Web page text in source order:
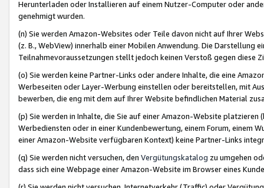
Herunterladen oder Installieren auf einem Nutzer-Computer oder
genehmigt wurden.
(n) Sie werden Amazon-Websites oder Teile davon nicht auf Ihrer
(z. B., WebView) innerhalb einer Mobilen Anwendung. Die Darstellung
Teilnahmevoraussetzungen stellt jedoch keinen Verstoß gegen diese
(o) Sie werden keine Partner-Links oder andere Inhalte, die eine
Werbeseiten oder Layer-Werbung einstellen oder bereitstellen, mit
bewerben, die eng mit dem auf Ihrer Website befindlichen Material
(p) Sie werden in Inhalte, die Sie auf einer Amazon-Website
Werbediensten oder in einer Kundenbewertung, einem Forum, einem
einer Amazon-Website verfügbaren Kontext) keine Partner-Links
(q) Sie werden nicht versuchen, den Vergütungskatalog zu umgehen
dass sich eine Webpage einer Amazon-Website im Browser eines